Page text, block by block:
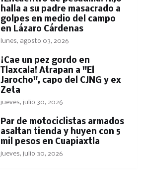
halla a su padre masacrado a
golpes en medio del campo
en Lázaro Cárdenas
lunes, agosto 03, 2026
​¡Cae un pez gordo en
Tlaxcala! Atrapan a "El
Jarocho", capo del CJNG y ex
Zeta
jueves, julio 30, 2026
Par de motociclistas armados
asaltan tienda y huyen con 5
mil pesos en Cuapiaxtla
jueves, julio 30, 2026